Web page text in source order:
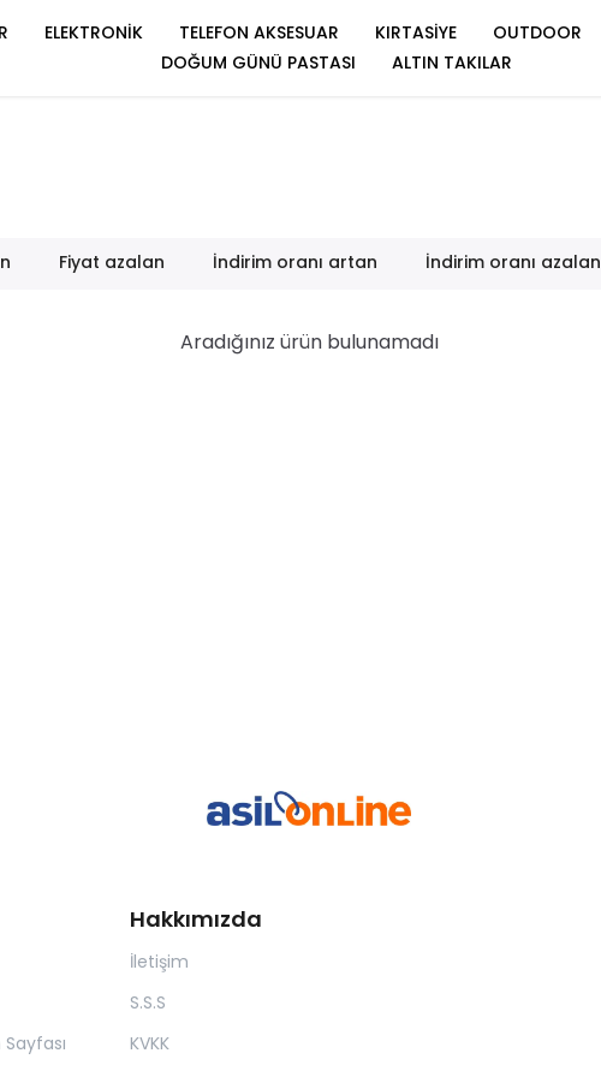
ELEKTRONİK TELEFON AKSESUAR KIRTASİYE OUTDOOR
DOĞUM GÜNÜ PASTASI
ALTIN TAKILAR
Fiyat azalan İndirim oranı artan İndirim oranı azalan
Aradığınız ürün bulunamadı
Hakkımızda
İletişim
S.S.S
KVKK